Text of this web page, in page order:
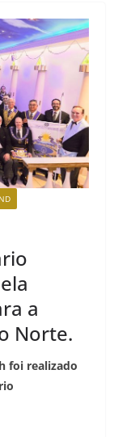
a
Norte.
foi realizado